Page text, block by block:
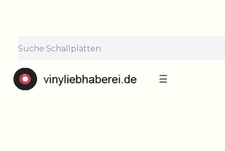
Bestellungen nehmen wir gerne entgegen —
der Versand startet wieder ab Montag, 31.
☰